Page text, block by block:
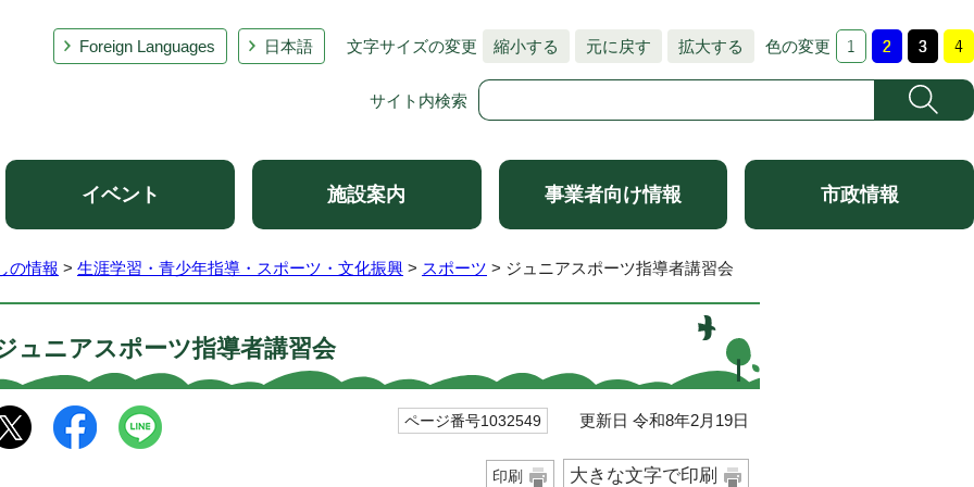
Foreign Languages 日本語 文字サイズの変更 縮小する 元に戻す 拡大する 色の変更
サイト内検索
イベント 施設案内 事業者向け情報 市政情報
の情報 > 生涯学習・青少年指導・スポーツ・文化振興 > スポーツ > ジュニアスポーツ指導者講習会
ュニアスポーツ指導者講習会
ページ番号1032549 更新日 令和8年2月19日
印刷 大きな文字で印刷